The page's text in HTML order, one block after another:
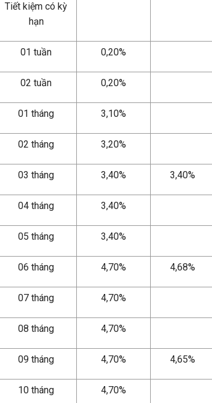
Tiết kiệm có kỳ
hạn
01 tuần 0,20%
02 tuần 0,20%
01 tháng 3,10%
02 tháng 3,20%
03 tháng 3,40% 3,40%
04 tháng 3,40%
05 tháng 3,40%
06 tháng 4,70% 4,68%
07 tháng 4,70%
08 tháng 4,70%
09 tháng 4,70% 4,65%
10 tháng 4,70%